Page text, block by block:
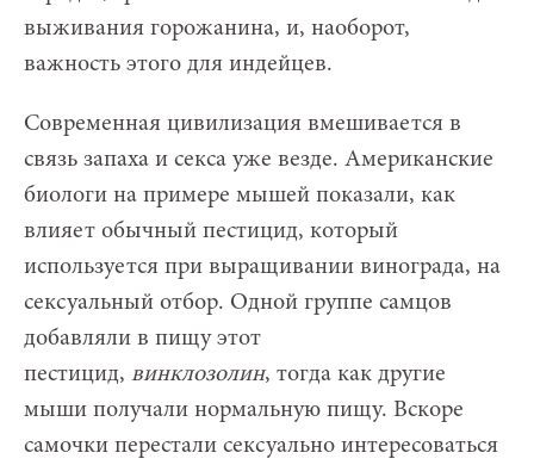
выживания горожанина, и, наоборот,
важность этого для индейцев.
Современная цивилизация вмешивается в
связь запаха и секса уже везде. Американские
биологи на примере мышей показали, как
влияет обычный пестицид, который
используется при выращивании винограда, на
сексуальный отбор. Одной группе самцов
добавляли в пищу этот
пестицид, винклозолин, тогда как другие
мыши получали нормальную пищу. Вскоре
самочки перестали сексуально интересоваться